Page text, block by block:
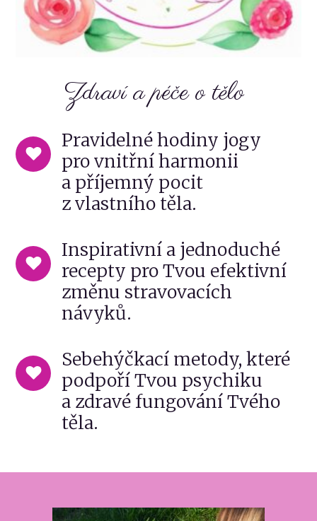
Zdraví a péče o tělo
Pravidelné hodiny jogy
pro vnitřní harmonii
a příjemný pocit
z vlastního těla.
Inspirativní a jednoduché
recepty pro Tvou efektivní
změnu stravovacích
návyků.
Sebehýčkací metody, které
podpoří Tvou psychiku
a zdravé fungování Tvého
těla.